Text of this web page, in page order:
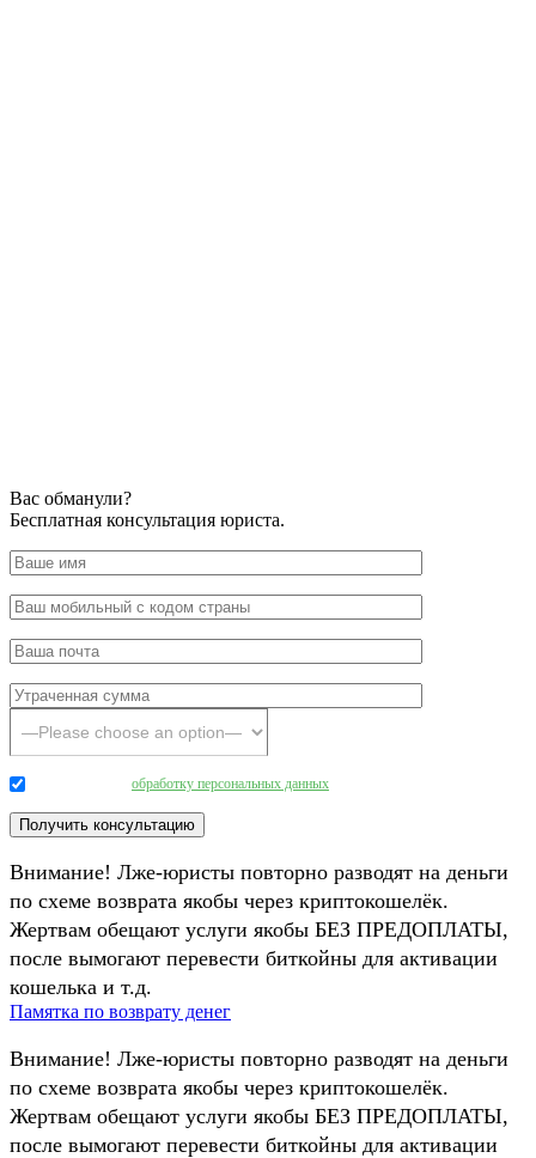
Вас обманули?
Бесплатная консультация юриста.
обработку персональных данных
Внимание! Лже-юристы повторно разводят на деньги
по схеме возврата якобы через криптокошелёк.
Жертвам обещают услуги якобы БЕЗ ПРЕДОПЛАТЫ,
после вымогают перевести биткойны для активации
кошелька и т.д.
Памятка по возврату денег
Внимание! Лже-юристы повторно разводят на деньги
по схеме возврата якобы через криптокошелёк.
Жертвам обещают услуги якобы БЕЗ ПРЕДОПЛАТЫ,
после вымогают перевести биткойны для активации